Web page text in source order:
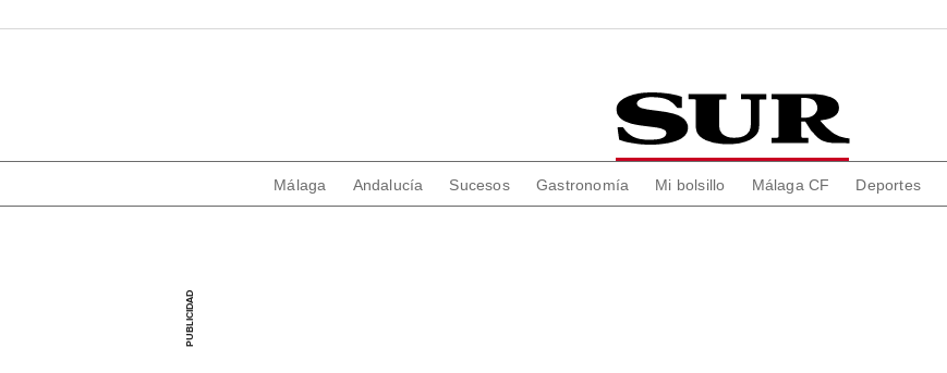
Málaga Andalucía Sucesos Gastronomía Mi bolsillo Málaga CF Deportes